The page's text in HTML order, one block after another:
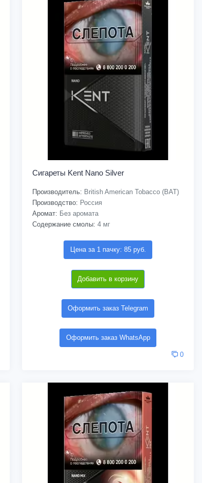
Сигареты Kent Nano Silver
Производитель: British American Tobacco (BAT)
Производство: Россия
Аромат: Без аромата
Содержание смолы: 4 мг
Цена за 1 пачку: 85 руб.
Добавить в корзину
Оформить заказ Telegram
Оформить заказ WhatsApp
0